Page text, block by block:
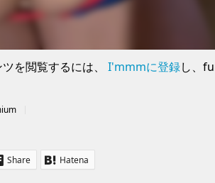
を閲覧するには、 I'mmmに登録し、
Share Hatena